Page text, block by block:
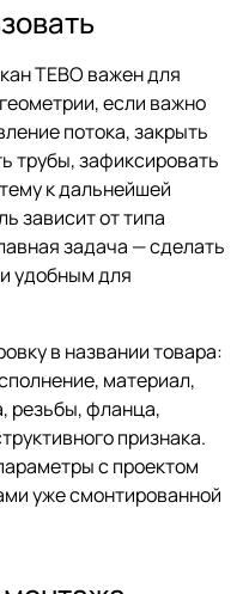
ТЕВО важен для
если важно
потока, закрыть
трубы, зафиксировать
к дальнейшей
зависит от типа
задача — сделать
удобным для
в названии товара:
материал,
резьбы, фланца,
признака.
с проектом
уже смонтированной